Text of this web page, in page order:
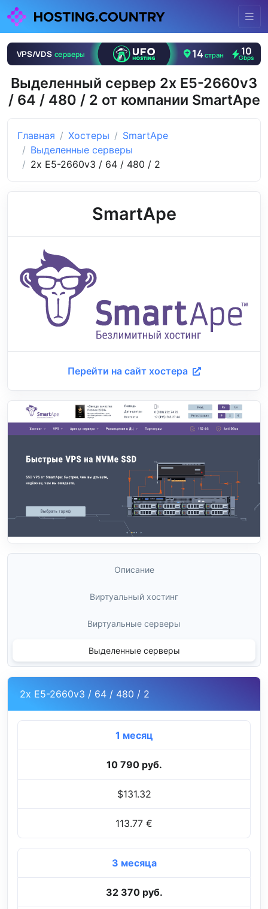
Выделенный сервер 2x E5-2660v3
/ 64 / 480 / 2 от компании SmartApe
Главная Хостеры
SmartApe
Выделенные серверы
2x E5-2660v3 / 64 / 480 / 2
SmartApe
Перейти на сайт хостера
Описание
Виртуальный хостинг
Виртуальные серверы
Выделенные серверы
2x E5-2660v3 / 64 / 480 / 2
1 месяц
10 790 руб.
$131.32
113.77 €
3 месяца
32 370 руб.